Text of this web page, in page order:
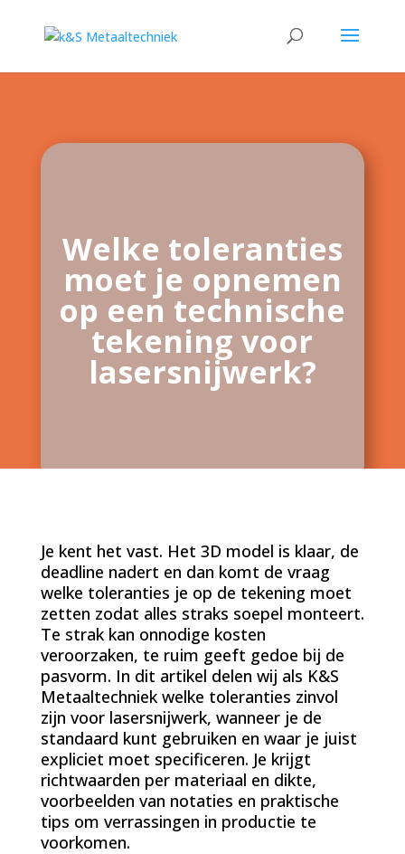
Welke toleranties
moet je opnemen
op een technische
tekening voor
lasersnijwerk?
Je kent het vast. Het 3D model is klaar, de
deadline nadert en dan komt de vraag
welke toleranties je op de tekening moet
zetten zodat alles straks soepel monteert.
Te strak kan onnodige kosten
veroorzaken, te ruim geeft gedoe bij de
pasvorm. In dit artikel delen wij als K&S
Metaaltechniek welke toleranties zinvol
zijn voor lasersnijwerk, wanneer je de
standaard kunt gebruiken en waar je juist
expliciet moet specificeren. Je krijgt
richtwaarden per materiaal en dikte,
voorbeelden van notaties en praktische
tips om verrassingen in productie te
voorkomen.